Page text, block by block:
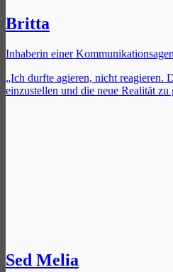
Britta
Inhaberin einer
„Ich durfte agieren, nicht reagieren.
einzustellen und die neue Realität zu
Sed Melia